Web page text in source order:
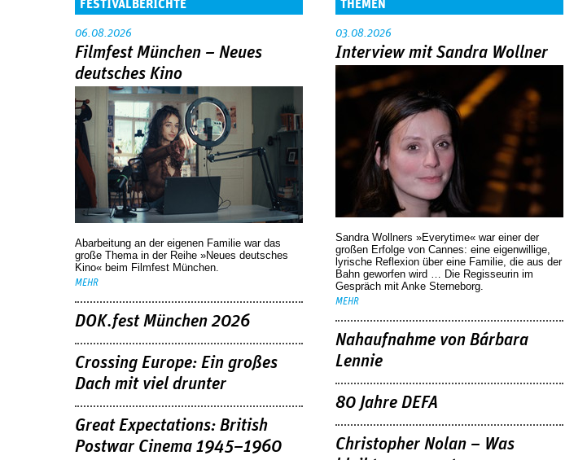
FESTIVALBERICHTE
06.08.2026
Filmfest München – Neues
deutsches Kino
Abarbeitung an der eigenen Familie war das
große Thema in der Reihe »Neues deutsches
Kino« beim Filmfest München.
MEHR
DOK.fest München 2026
Crossing Europe: Ein großes
Dach mit viel drunter
Great Expectations: British
Postwar Cinema 1945–1960
THEMEN
03.08.2026
Interview mit Sandra Wollner
Sandra Wollners »Everytime« war einer der
großen Erfolge von Cannes: eine eigenwillige,
lyrische Reflexion über eine ­Familie, die aus der
Bahn geworfen wird … Die Regisseurin im
Gespräch mit Anke Sterneborg.
MEHR
Nahaufnahme von Bárbara
Lennie
80 Jahre DEFA
Christopher Nolan – Was